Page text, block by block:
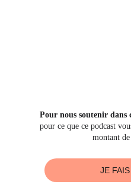
Pour nous soutenir dans
pour ce que ce podcast
montant
JE